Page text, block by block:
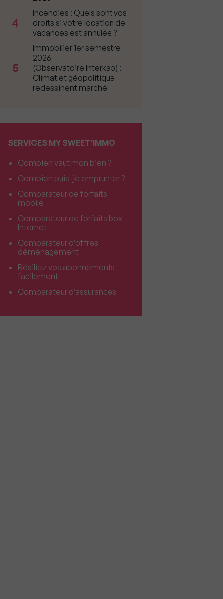
4
Incendies : Quels sont vos
droits si votre location de
vacances est annulée ?
5
Immobilier 1er semestre
2026
(Observatoire Interkab) :
Climat et géopolitique
redessinent marché
SERVICES MY SWEET'IMMO
Combien vaut mon bien ?
Combien puis-je emprunter ?
Comparateur de forfaits
mobile
Comparateur de forfaits box
Internet
Comparateur d’offres
déménagement
Résiliez vos abonnements
facilement
Comparateur d’assurances